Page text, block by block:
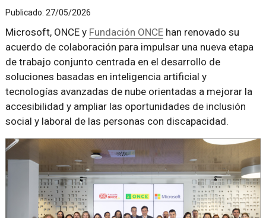
Publicado: 27/05/2026
Microsoft, ONCE y Fundación ONCEhan renovado su
acuerdo de colaboración para impulsar una nueva etapa
de trabajo conjunto centrada en el desarrollo de
soluciones basadas en inteligencia artificial y
tecnologías avanzadas de nube orientadas a mejorar la
accesibilidad y ampliar las oportunidades de inclusión
social y laboral de las personas con discapacidad.